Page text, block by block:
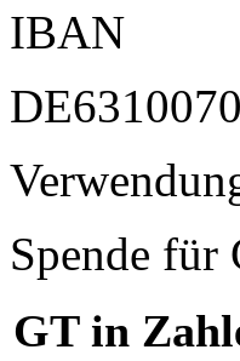
IBAN
Spende für
GT in